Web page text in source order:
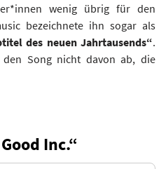
wenig übrig für den
bezeichnete ihn sogar als
des neuen Jahrtausends“.
Song nicht davon ab, die
Inc.“